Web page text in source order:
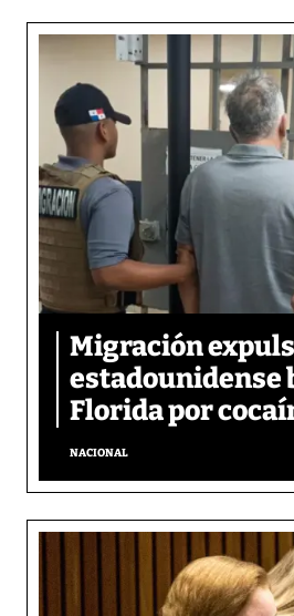
Migración
estadounidense
Florida por
NACIONAL